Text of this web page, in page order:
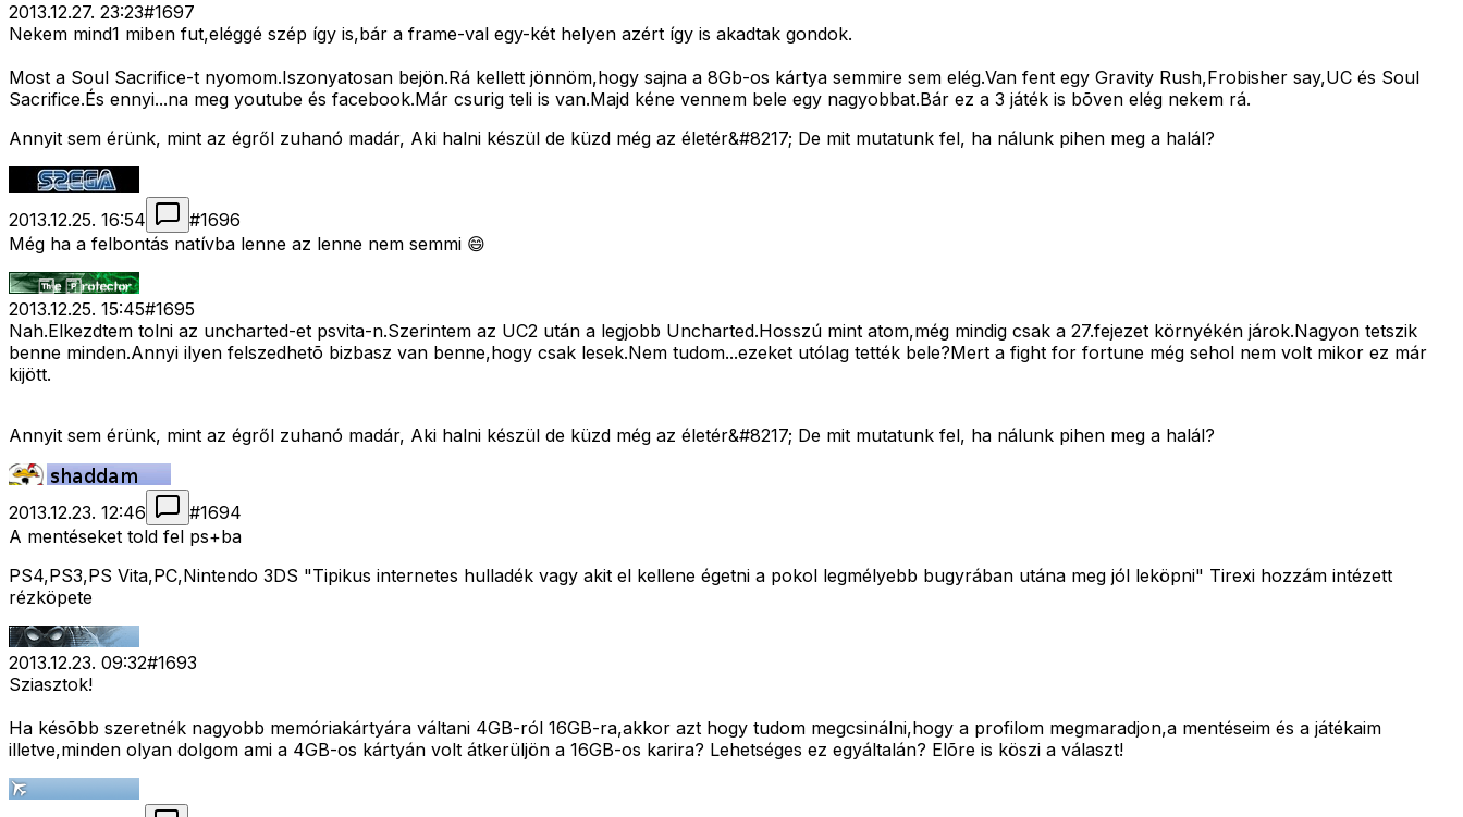
2013.12.27. 23:23#1697
Nekem mind1 miben fut,eléggé szép így is,bár a frame-val egy-két helyen azért így is akadtak gondok.
Most a Soul Sacrifice-t nyomom.Iszonyatosan bejön.Rá kellett jönnöm,hogy sajna a 8Gb-os kártya semmire sem elég.Van fent egy Gravity Rush,Frobisher say,UC és Soul
Sacrifice.És ennyi...na meg youtube és facebook.Már csurig teli is van.Majd kéne vennem bele egy nagyobbat.Bár ez a 3 játék is bõven elég nekem rá.
Annyit sem érünk, mint az égről zuhanó madár, Aki halni készül de küzd még az életér&#8217; De mit mutatunk fel, ha nálunk pihen meg a halál?
2013.12.25. 16:54 #1696
Még ha a felbontás natívba lenne az lenne nem semmi 😄
2013.12.25. 15:45#1695
Nah.Elkezdtem tolni az uncharted-et psvita-n.Szerintem az UC2 után a legjobb Uncharted.Hosszú mint atom,még mindig csak a 27.fejezet környékén járok.Nagyon tetszik
benne minden.Annyi ilyen felszedhetõ bizbasz van benne,hogy csak lesek.Nem tudom...ezeket utólag tették bele?Mert a fight for fortune még sehol nem volt mikor ez már
kijött.
Annyit sem érünk, mint az égről zuhanó madár, Aki halni készül de küzd még az életér&#8217; De mit mutatunk fel, ha nálunk pihen meg a halál?
2013.12.23. 12:46 #1694
A mentéseket told fel ps+ba
PS4,PS3,PS Vita,PC,Nintendo 3DS "Tipikus internetes hulladék vagy akit el kellene égetni a pokol legmélyebb bugyrában utána meg jól leköpni" Tirexi hozzám intézett
rézköpete
2013.12.23. 09:32#1693
Sziasztok!
Ha késõbb szeretnék nagyobb memóriakártyára váltani 4GB-ról 16GB-ra,akkor azt hogy tudom megcsinálni,hogy a profilom megmaradjon,a mentéseim és a játékaim
illetve,minden olyan dolgom ami a 4GB-os kártyán volt átkerüljön a 16GB-os karira? Lehetséges ez egyáltalán? Elõre is köszi a választ!